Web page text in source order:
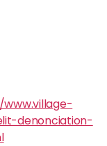
denonciation-